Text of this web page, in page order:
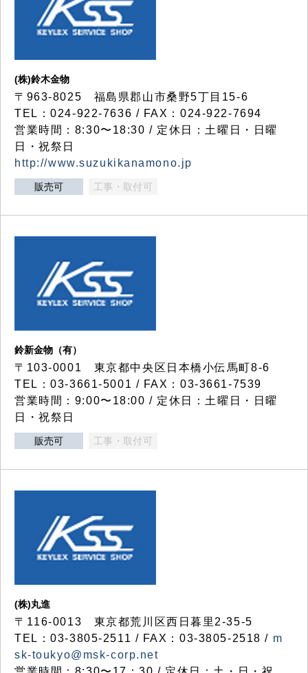
(株)鈴木金物
〒963-8025 福島県郡山市桑野5丁目15-6
TEL：024-922-7636 / FAX：024-922-7694
営業時間：8:30〜18:30 / 定休日：土曜日・日曜
日・祝祭日
http://www.suzukikanamono.jp
販売可 工事・取付可
鈴新金物（有）
〒103-0001 東京都中央区日本橋小伝馬町8-6
TEL：03-3661-5001 / FAX：03-3661-7539
営業時間：9:00〜18:00 / 定休日：土曜日・日曜
日・祝祭日
販売可 工事・取付可
(株)丸進
〒116-0013 東京都荒川区西日暮里2-35-5
TEL：03-3805-2511 / FAX：03-3805-2518 / m
sk-toukyo@msk-corp.net